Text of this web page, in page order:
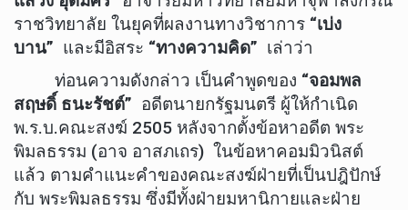
ราชวิทยาลัย ในยุคที่ผลงานทางวิชาการ “เบ่ง
บาน” และมีอิสระ “ทางความคิด” เล่าว่า
ท่อนความดังกล่าว เป็นคำพูดของ “จอมพล
สฤษดิ์ ธนะรัชต์” อดีตนายกรัฐมนตรี ผู้ให้กำเนิด
พ.ร.บ.คณะสงฆ์ 2505 หลังจากตั้งข้อหาอดีต พระ
พิมลธรรม (อาจ อาสภเถร) ในข้อหาคอมมิวนิสต์
แล้ว ตามคำแนะคำของคณะสงฆ์ฝ่ายที่เป็นปฎิปักษ์
กับ พระพิมลธรรม ซึ่งมีทั้งฝ่ายมหานิกายและฝ่าย